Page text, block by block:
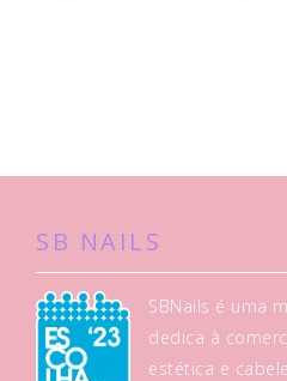
SB NAILS
SBNails é uma
dedica à
estética e